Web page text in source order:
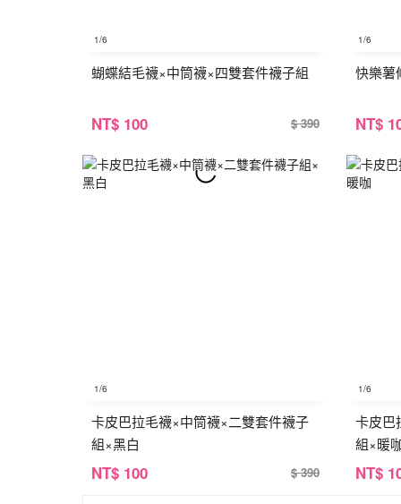
1/6
蝴蝶結毛襪×中筒襪×四雙套件襪子組
NT$ 100 $ 390
1/6
快樂薯
NT$
1/6
卡皮巴拉毛襪×中筒襪×二雙套件襪子
組×黑白
NT$ 100 $ 390
1/6
卡皮巴
組×暖
NT$